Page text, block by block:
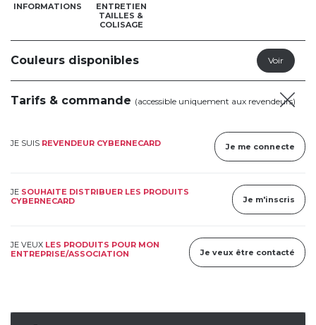
INFORMATIONS
ENTRETIEN
TAILLES &
COLISAGE
Couleurs disponibles
Tarifs & commande (accessible uniquement aux revendeurs)
JE SUIS REVENDEUR CYBERNECARD Je me connecte
JE SOUHAITE DISTRIBUER LES PRODUITS
CYBERNECARD
Je m'inscris
JE VEUX LES PRODUITS POUR MON
ENTREPRISE/ASSOCIATION
Je veux être contacté